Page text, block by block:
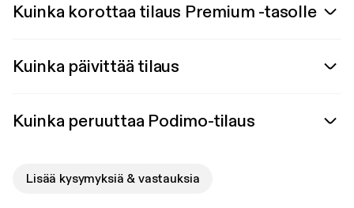
Kuinka korottaa tilaus Premium -tasolle
Kuinka päivittää tilaus
Kuinka peruuttaa Podimo-tilaus
Lisää kysymyksiä & vastauksia